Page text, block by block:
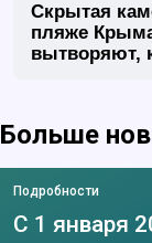
Скрытая
пляже
вытворяют,
Больше
Подробности
С 1 января